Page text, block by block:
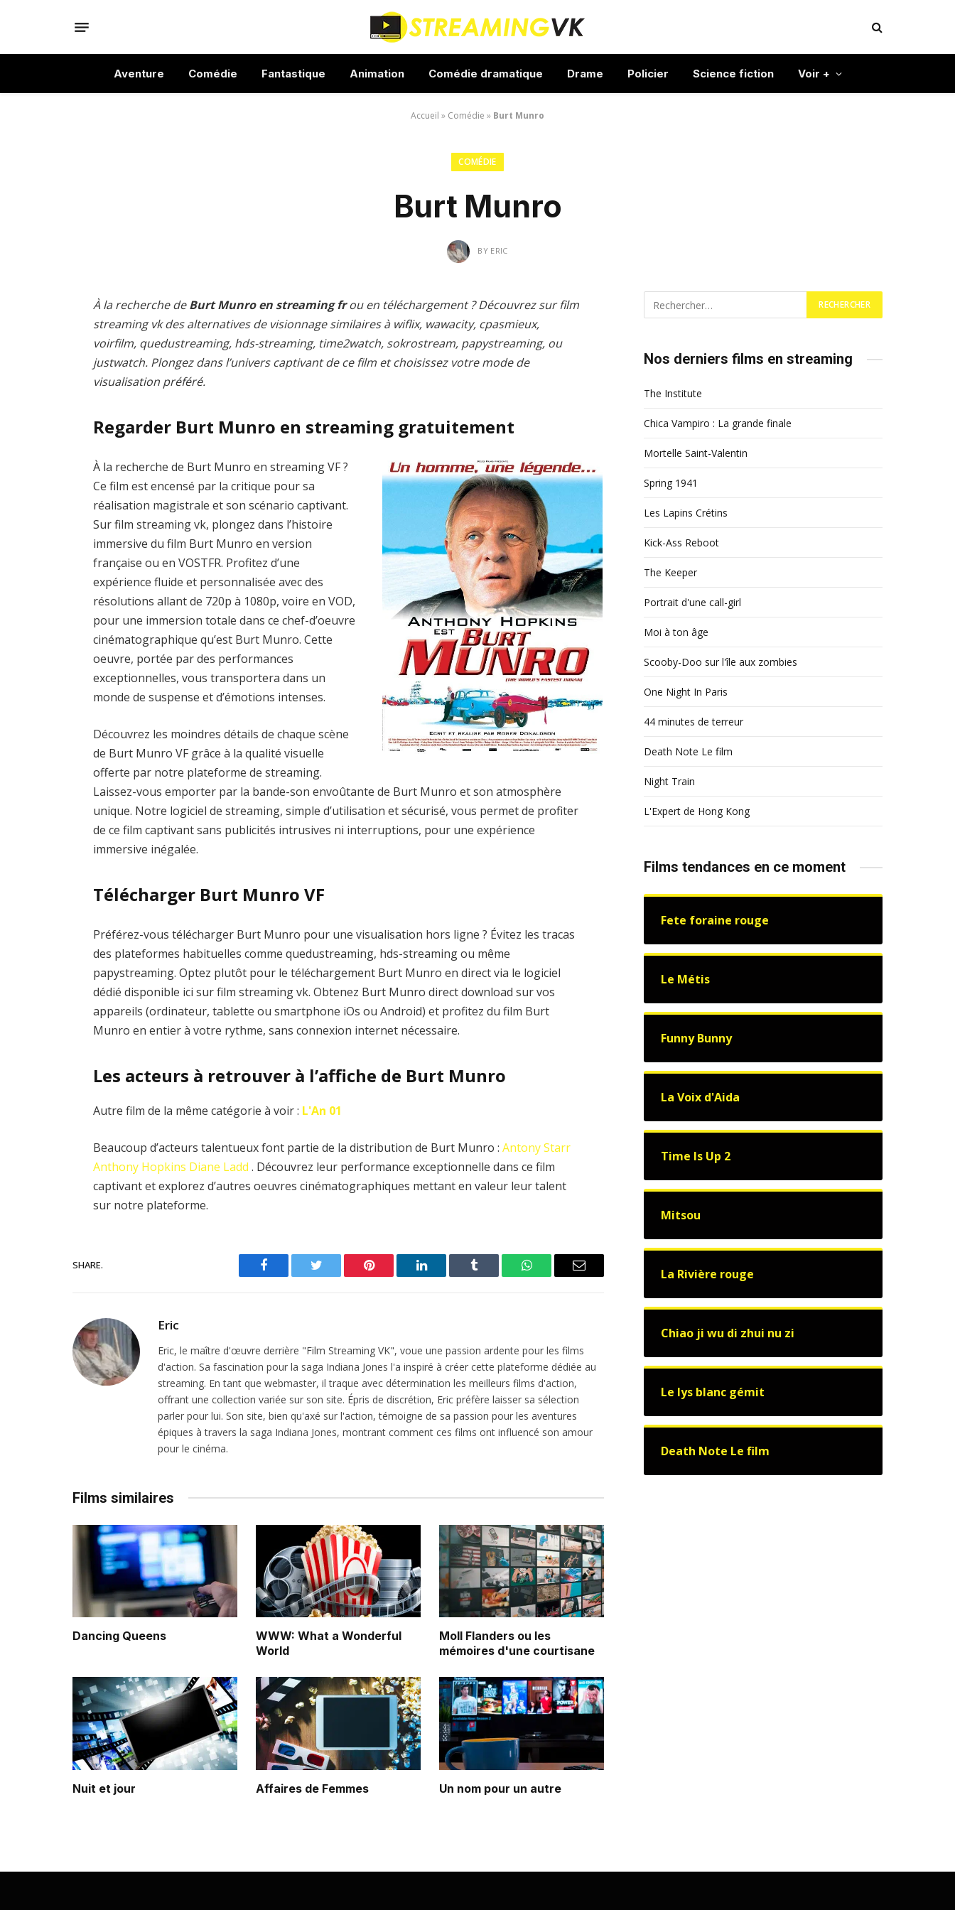
Aventure Comédie Fantastique Animation Comédie dramatique Drame Policier Science fiction Voir +
Accueil » Comédie » Burt Munro
COMÉDIE
Burt Munro
BY ERIC
À la recherche deBurt Munro en streaming frou en téléchargement ? Découvrez sur film
streaming vk des alternatives de visionnage similaires à wiflix, wawacity, cpasmieux,
voirfilm, quedustreaming, hds-streaming, time2watch, sokrostream, papystreaming, ou
justwatch. Plongez dans l’univers captivant de ce film et choisissez votre mode de
visualisation préféré.
Regarder Burt Munro en streaming gratuitement
À la recherche de Burt Munro en streaming VF ?
Ce film est encensé par la critique pour sa
réalisation magistrale et son scénario captivant.
Sur film streaming vk, plongez dans l’histoire
immersive du film Burt Munro en version
française ou en VOSTFR. Profitez d’une
expérience fluide et personnalisée avec des
résolutions allant de 720p à 1080p, voire en VOD,
pour une immersion totale dans ce chef-d’oeuvre
cinématographique qu’est Burt Munro. Cette
oeuvre, portée par des performances
exceptionnelles, vous transportera dans un
monde de suspense et d’émotions intenses.
Découvrez les moindres détails de chaque scène
de Burt Munro VF grâce à la qualité visuelle
offerte par notre plateforme de streaming.
Laissez-vous emporter par la bande-son envoûtante de Burt Munro et son atmosphère
unique. Notre logiciel de streaming, simple d’utilisation et sécurisé, vous permet de profiter
de ce film captivant sans publicités intrusives ni interruptions, pour une expérience
immersive inégalée.
Télécharger Burt Munro VF
Préférez-vous télécharger Burt Munro pour une visualisation hors ligne ? Évitez les tracas
des plateformes habituelles comme quedustreaming, hds-streaming ou même
papystreaming. Optez plutôt pour le téléchargement Burt Munro en direct via le logiciel
dédié disponible ici sur film streaming vk. Obtenez Burt Munro direct download sur vos
appareils (ordinateur, tablette ou smartphone iOs ou Android) et profitez du film Burt
Munro en entier à votre rythme, sans connexion internet nécessaire.
Les acteurs à retrouver à l’affiche de Burt Munro
Autre film de la même catégorie à voir : L'An 01
Beaucoup d’acteurs talentueux font partie de la distribution de Burt Munro :Antony Starr
Anthony Hopkins Diane Ladd . Découvrez leur performance exceptionnelle dans ce film
captivant et explorez d’autres oeuvres cinématographiques mettant en valeur leur talent
sur notre plateforme.
SHARE.
Facebook Twitter Pinterest LinkedIn Tumblr WhatsAppEmail
Eric
Eric, le maître d'œuvre derrière "Film Streaming VK", voue une passion ardente pour les films
d'action. Sa fascination pour la saga Indiana Jones l'a inspiré à créer cette plateforme dédiée au
streaming. En tant que webmaster, il traque avec détermination les meilleurs films d'action,
offrant une collection variée sur son site. Épris de discrétion, Eric préfère laisser sa sélection
parler pour lui. Son site, bien qu'axé sur l'action, témoigne de sa passion pour les aventures
épiques à travers la saga Indiana Jones, montrant comment ces films ont influencé son amour
pour le cinéma.
Films similaires
Dancing Queens
WWW: What a Wonderful
World
Moll Flanders ou les
mémoires d'une courtisane
Nuit et jour Affaires de Femmes Un nom pour un autre
Nos derniers films en streaming
The Institute
Chica Vampiro : La grande finale
Mortelle Saint-Valentin
Spring 1941
Les Lapins Crétins
Kick-Ass Reboot
The Keeper
Portrait d'une call-girl
Moi à ton âge
Scooby-Doo sur l'île aux zombies
One Night In Paris
44 minutes de terreur
Death Note Le film
Night Train
L'Expert de Hong Kong
Films tendances en ce moment
Fete foraine rouge
Le Métis
Funny Bunny
La Voix d'Aida
Time Is Up 2
Mitsou
La Rivière rouge
Chiao ji wu di zhui nu zi
Le lys blanc gémit
Death Note Le film